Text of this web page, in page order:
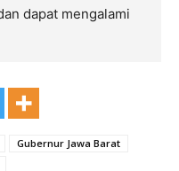
dapat mengalami
Gubernur Jawa Barat